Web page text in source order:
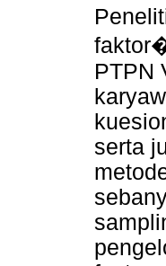
PTPN
serta